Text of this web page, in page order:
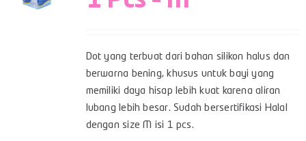
Dot yang terbuat dari bahan silikon halus dan
berwarna bening, khusus untuk bayi yang
memiliki daya hisap lebih kuat karena aliran
lubang lebih besar. Sudah bersertifikasi Halal
dengan size M isi 1 pcs.